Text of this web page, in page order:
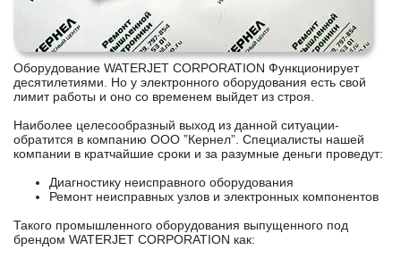
Оборудование WATERJET CORPORATION Функционирует
десятилетиями. Но у электронного оборудования есть свой
лимит работы и оно со временем выйдет из строя.
Наиболее целесообразный выход из данной ситуации-
обратится в компанию ООО ”Кернел”. Специалисты нашей
компании в кратчайшие сроки и за разумные деньги проведут:
Диагностику неисправного оборудования
Ремонт неисправных узлов и электронных компонентов
Такого промышленного оборудования выпущенного под
брендом WATERJET CORPORATION как: